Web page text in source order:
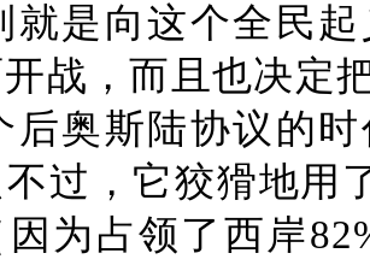
就是向这个全民
战，而且也决定
后奥斯陆协议的
过，它狡猾地用
为占领了西岸